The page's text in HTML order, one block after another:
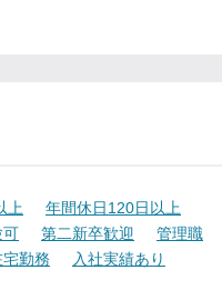
上
年間休日120日以上
可 第二新卒歓迎
管理職
勤務
入社実績あり